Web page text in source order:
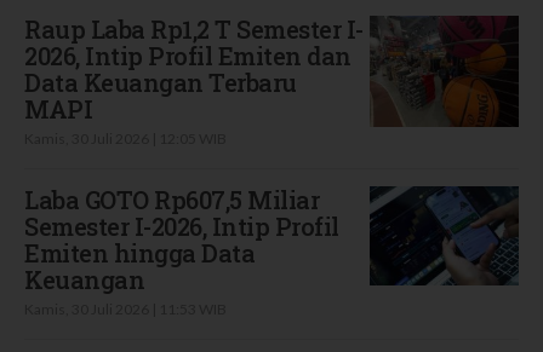
Raup Laba Rp1,2 T Semester I-
2026, Intip Profil Emiten dan
Data Keuangan Terbaru
MAPI
Laba GOTO Rp607,5 Miliar
Semester I-2026, Intip Profil
Emiten hingga Data
Keuangan